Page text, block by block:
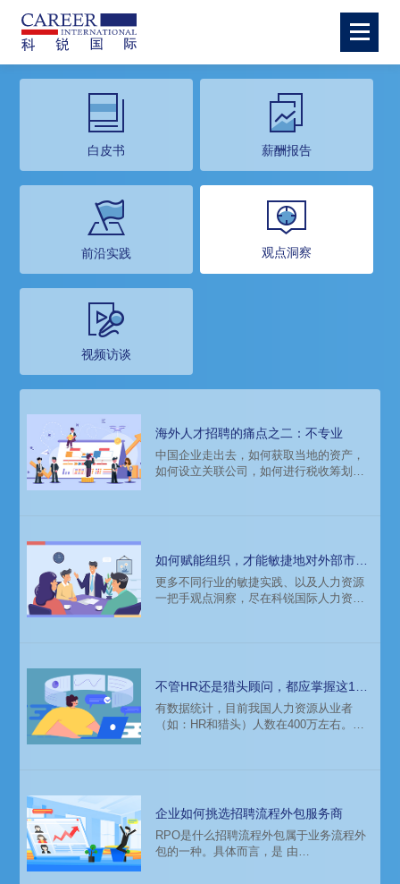
白皮书 薪酬报告
前沿实践 观点洞察
视频访谈
海外人才招聘的痛点之二：不专业
中国企业走出去，如何获取当地的资产，
如何设立关联公司，如何进行税收筹划，
置、薪酬结构等具体问题不了解，甚至比
较茫然。
如何赋能组织，才能敏捷地对外部市场
变化做出反应？
更多不同行业的敏捷实践、以及人力资源
一把手观点洞察，尽在科锐国际人力资源
资源一把手，探究组织敏捷概念认知、组
织现状、实践场景以及人力资源在其中的
助力之处，聚焦敏捷启发思考。
不管HR还是猎头顾问，都应掌握这10
条“工作黄金法则”
有数据统计，目前我国人力资源从业者
（如：HR和猎头）人数在400万左右。每
管理经验的人，才会真的体会到这是一门
高深的学问，只有少部分人掌握了精髓。
企业如何挑选招聘流程外包服务商
RPO是什么招聘流程外包属于业务流程外
包的一种。具体而言，是 由